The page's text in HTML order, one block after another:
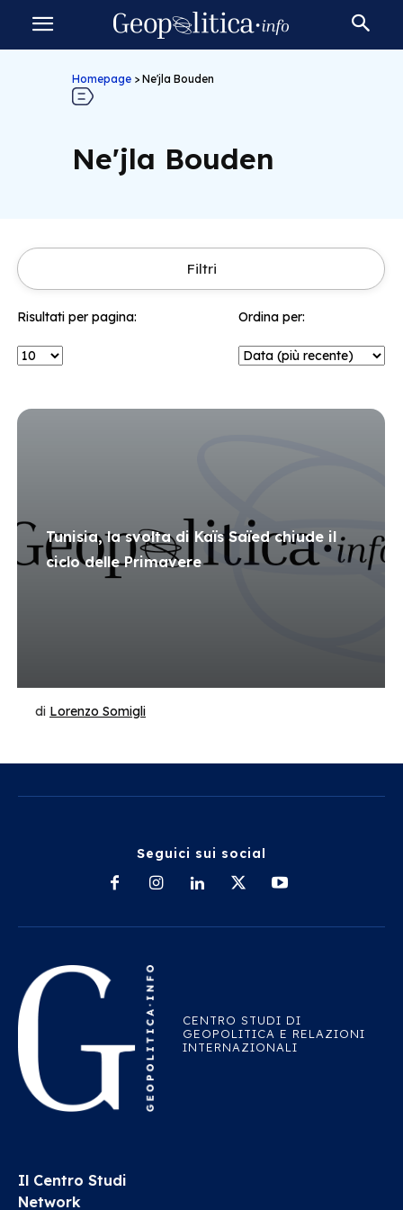
Homepage > Ne'jla Bouden
Ne'jla Bouden
Filtri
Risultati per pagina: Ordina per:
Tunisia, la svolta di Kaïs Saïed chiude il
ciclo delle Primavere
di Lorenzo Somigli
Seguici sui social
CENTRO STUDI DI
GEOPOLITICA E RELAZIONI
INTERNAZIONALI
Il Centro Studi
Network